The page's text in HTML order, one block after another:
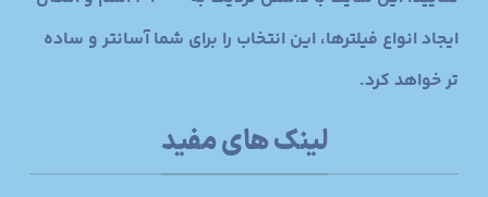
ایجاد انواع فیلترها، این انتخاب را برای شما آسانتر و ساده
تر خواهد کرد.
لینک های مفید